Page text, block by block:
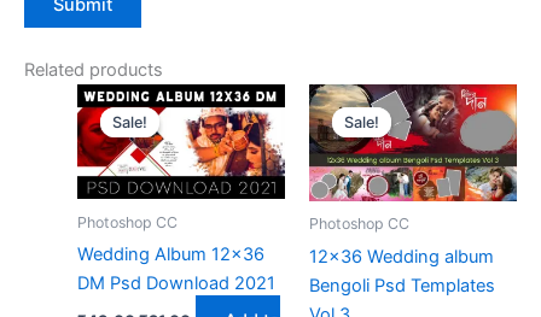
Related products
Sale!
Sale!
Photoshop CC
Wedding Album 12×36
DM Psd Download 2021
Sale!
Sale!
Photoshop CC
12×36 Wedding album
Bengoli Psd Templates